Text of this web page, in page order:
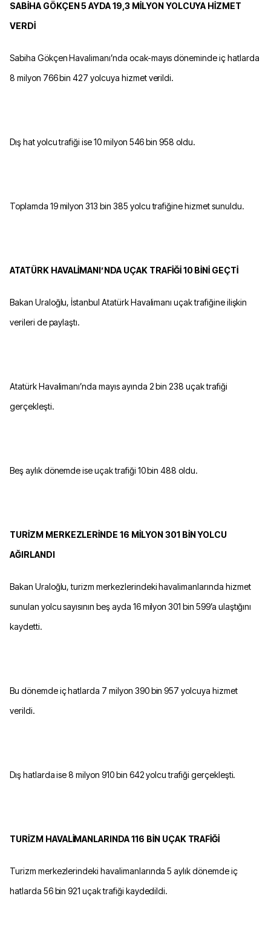
SABİHA GÖKÇEN 5 AYDA 19,3 MİLYON YOLCUYA HİZMET
VERDİ
Sabiha Gökçen Havalimanı’nda ocak-mayıs döneminde iç hatlarda
8 milyon 766 bin 427 yolcuya hizmet verildi.
Dış hat yolcu trafiği ise 10 milyon 546 bin 958 oldu.
Toplamda 19 milyon 313 bin 385 yolcu trafiğine hizmet sunuldu.
ATATÜRK HAVALİMANI’NDA UÇAK TRAFİĞİ 10 BİNİ GEÇTİ
Bakan Uraloğlu, İstanbul Atatürk Havalimanı uçak trafiğine ilişkin
verileri de paylaştı.
Atatürk Havalimanı’nda mayıs ayında 2 bin 238 uçak trafiği
gerçekleşti.
Beş aylık dönemde ise uçak trafiği 10 bin 488 oldu.
TURİZM MERKEZLERİNDE 16 MİLYON 301 BİN YOLCU
AĞIRLANDI
Bakan Uraloğlu, turizm merkezlerindeki havalimanlarında hizmet
sunulan yolcu sayısının beş ayda 16 milyon 301 bin 599’a ulaştığını
kaydetti.
Bu dönemde iç hatlarda 7 milyon 390 bin 957 yolcuya hizmet
verildi.
Dış hatlarda ise 8 milyon 910 bin 642 yolcu trafiği gerçekleşti.
TURİZM HAVALİMANLARINDA 116 BİN UÇAK TRAFİĞİ
Turizm merkezlerindeki havalimanlarında 5 aylık dönemde iç
hatlarda 56 bin 921 uçak trafiği kaydedildi.